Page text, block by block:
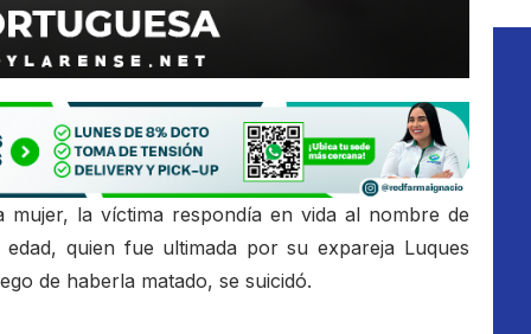
la víctima respondía en vida al nombre de
quien fue ultimada por su expareja Luques
de haberla matado, se suicidó.